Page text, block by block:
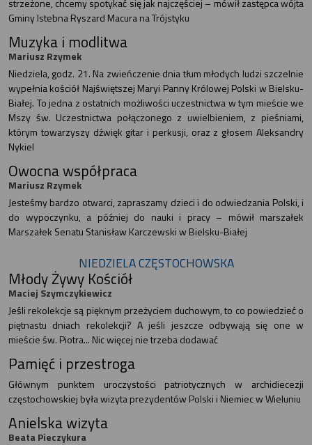
strzeżone, chcemy spotykać się jak najczęściej – mówił zastępca wójta
Gminy Istebna Ryszard Macura na Trójstyku
Muzyka i modlitwa
Mariusz Rzymek
Niedziela, godz. 21. Na zwieńczenie dnia tłum młodych ludzi szczelnie
wypełnia kościół Najświętszej Maryi Panny Królowej Polski w Bielsku-
Białej. To jedna z ostatnich możliwości uczestnictwa w tym mieście we
Mszy św. Uczestnictwa połączonego z uwielbieniem, z pieśniami,
którym towarzyszy dźwięk gitar i perkusji, oraz z głosem Aleksandry
Nykiel
Owocna współpraca
Mariusz Rzymek
Jesteśmy bardzo otwarci, zapraszamy dzieci i do odwiedzania Polski, i
do wypoczynku, a później do nauki i pracy – mówił marszałek
Marszałek Senatu Stanisław Karczewski w Bielsku-Białej
NIEDZIELA CZĘSTOCHOWSKA
Młody Żywy Kościół
Maciej Szymczykiewicz
Jeśli rekolekcje są pięknym przeżyciem duchowym, to co powiedzieć o
piętnastu dniach rekolekcji? A jeśli jeszcze odbywają się one w
mieście św. Piotra... Nic więcej nie trzeba dodawać
Pamięć i przestroga
Głównym punktem uroczystości patriotycznych w archidiecezji
częstochowskiej była wizyta prezydentów Polski i Niemiec w Wieluniu
Anielska wizyta
Beata Pieczykura